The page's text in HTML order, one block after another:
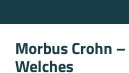
Morbus Crohn –
Welches